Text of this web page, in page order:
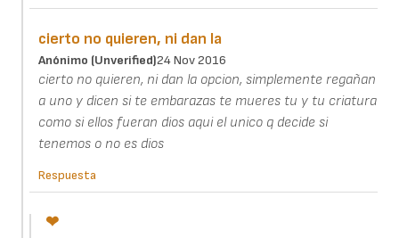
cierto no quieren, ni dan la
Anónimo (unverified)24 Nov 2016
cierto no quieren, ni dan la opcion, simplemente regañan
a uno y dicen si te embarazas te mueres tu y tu criatura
como si ellos fueran dios aqui el unico q decide si
tenemos o no es dios
Respuesta
❤